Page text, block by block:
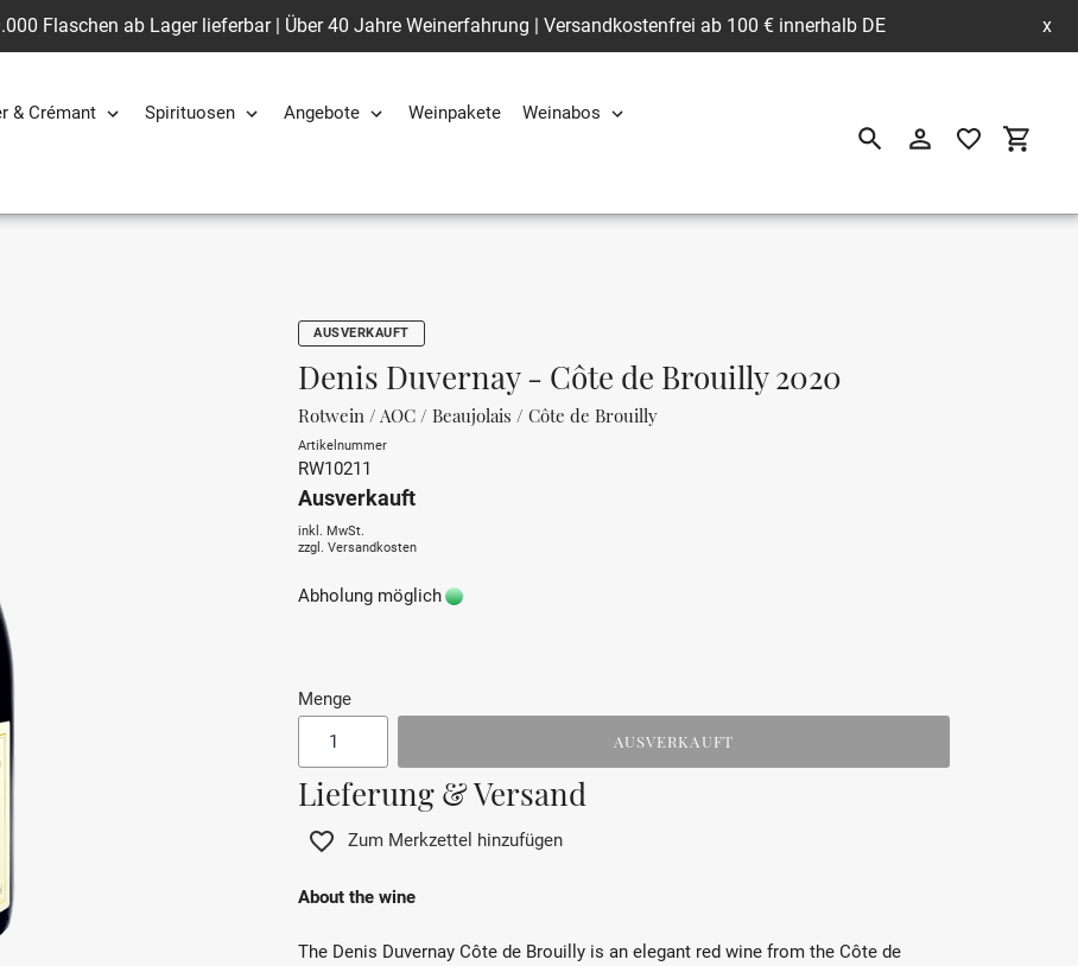
Flaschen ab Lager lieferbar | Über 40 Jahre Weinerfahrung | Versandkostenfrei ab 100 € innerhalb DE x
& Crémant Spirituosen Angebote Weinpakete
Weinabos
SuchenEinloggen
AUSVERKAUFT
Denis Duvernay - Côte de Brouilly 2020
Rotwein / AOC / Beaujolais / Côte de Brouilly
Artikelnummer
RW10211
Ausverkauft
inkl. MwSt.
zzgl. Versandkosten
Abholung möglich
Menge
AUSVERKAUFT
Lieferung & Versand
Zum Merkzettel hinzufügen
About the wine
The Denis Duvernay Côte de Brouilly is an elegant red wine from the Côte de